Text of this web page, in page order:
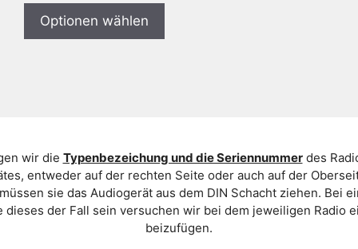
Optionen wählen
wir die Typenbezeichung und die Seriennummerdes
entweder auf der rechten Seite oder auch auf der
sie das Audiogerät aus dem DIN Schacht ziehen. Bei
der Fall sein versuchen wir bei dem jeweiligen Radio
beizufügen.